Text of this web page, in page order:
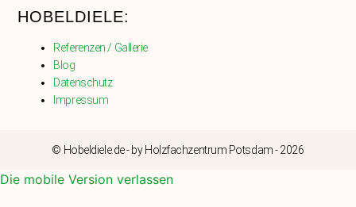
HOBELDIELE:
Referenzen / Gallerie
Blog
Datenschutz
Impressum
© Hobeldiele.de - by Holzfachzentrum Potsdam - 2026
Die mobile Version verlassen